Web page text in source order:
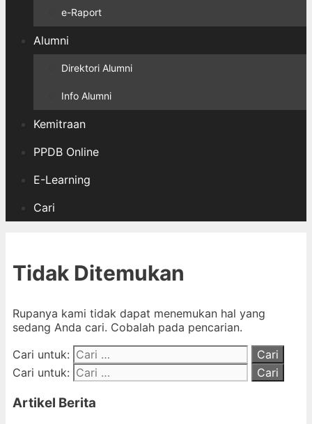
e-Raport
Alumni
Direktori Alumni
Info Alumni
Kemitraan
PPDB Online
E-Learning
Cari
Tidak Ditemukan
Rupanya kami tidak dapat menemukan hal yang
sedang Anda cari. Cobalah pada pencarian.
Cari untuk:
Cari untuk:
Artikel Berita